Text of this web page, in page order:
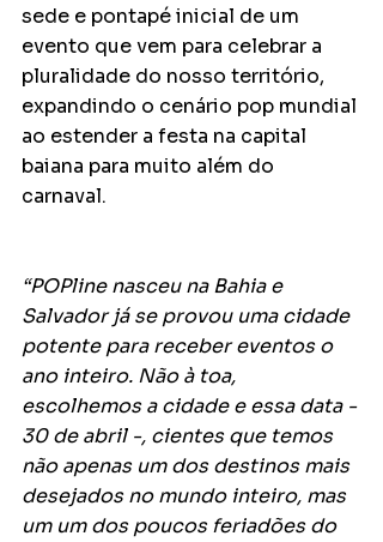
sede e pontapé inicial de um
evento que vem para celebrar a
pluralidade do nosso território,
expandindo o cenário pop mundial
ao estender a festa na capital
baiana para muito além do
carnaval.
“POPline nasceu na Bahia e
Salvador já se provou uma cidade
potente para receber eventos o
ano inteiro. Não à toa,
escolhemos a cidade e essa data -
30 de abril -, cientes que temos
não apenas um dos destinos mais
desejados no mundo inteiro, mas
um um dos poucos feriadões do